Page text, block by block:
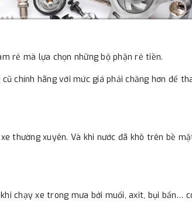
rẻ mà lựa chọn những bộ phận rẻ tiền.
chính hãng với mức giá phải chăng hơn để
thường xuyên. Và khi nước đã khô trên bề
chạy xe trong mưa bởi muối, axit, bụi